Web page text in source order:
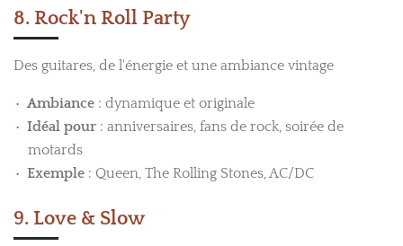
8. Rock'n Roll Party
Des guitares, de l'énergie et une ambiance vintage
Ambiance : dynamique et originale
Idéal pour: anniversaires, fans de rock, soirée de
motards
Exemple : Queen, The Rolling Stones, AC/DC
9. Love & Slow